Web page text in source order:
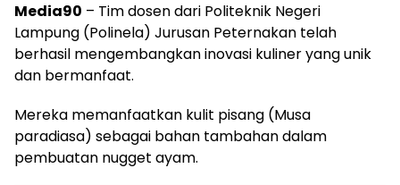
Media90 – Tim dosen dari Politeknik Negeri
Lampung (Polinela) Jurusan Peternakan telah
berhasil mengembangkan inovasi kuliner yang unik
dan bermanfaat.
Mereka memanfaatkan kulit pisang (Musa
paradiasa) sebagai bahan tambahan dalam
pembuatan nugget ayam.